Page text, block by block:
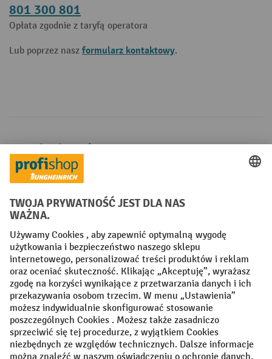
801 300 801
Opłata zgodnie z taryfą operatora
Lub poprzez nasz formularz kontaktowy.
Metody płatności
Creditcard (Master)Creditcard (Visa)
Factura Przedpłata
Sieci społecznościowe
Facebook
YouTube
LinkedIn
Instagram
Regulamin Impressum PL